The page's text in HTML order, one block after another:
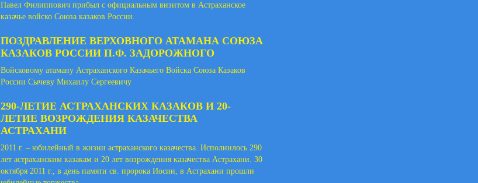
Павел Филиппович прибыл с официальным визитом в Астраханское
казачье войско Союза казаков России.
ПОЗДРАВЛЕНИЕ ВЕРХОВНОГО АТАМАНА СОЮЗА
КАЗАКОВ РОССИИ П.Ф. ЗАДОРОЖНОГО
Войсковому атаману Астраханского Казачьего Войска Союза Казаков
России Сычеву Михаилу Сергеевичу
290-ЛЕТИЕ АСТРАХАНСКИХ КАЗАКОВ И 20-
ЛЕТИЕ ВОЗРОЖДЕНИЯ КАЗАЧЕСТВА
АСТРАХАНИ
2011 г. – юбилейный в жизни астраханского казачества. Исполнилось 290
лет астраханским казакам и 20 лет возрождения казачества Астрахани. 30
октября 2011 г., в день памяти св. пророка Иосии, в Астрахани прошли